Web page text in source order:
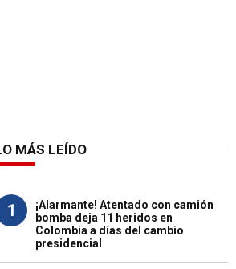
MÁS LEÍDO
1
¡Alarmante! Atentado con camión
bomba deja 11 heridos en
Colombia a días del cambio
presidencial